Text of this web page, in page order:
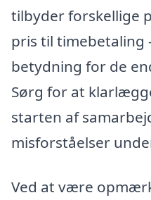
tilbyder forskellige
pris til timebetaling
betydning for de
Sørg for at
starten af
misforståelser
Ved at være